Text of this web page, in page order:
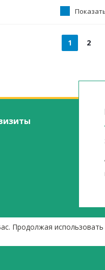
1 2
Продолжая